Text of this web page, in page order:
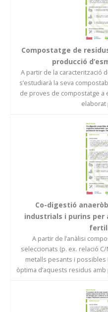
Compostatge de
producció
A partir de la caracterització
s’estudiarà la seva
de proves de compostatge a
elaborat
Co-digestió
industrials i purins per
A partir de l’anàlisi
seleccionats (p. ex. relació
metalls pesants i possibles
òptima d’aquests residus